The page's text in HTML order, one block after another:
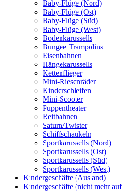
Baby-Flüge (Nord)
Baby-Flüge (Ost)
Baby-Flüge (Süd)
Baby-Flüge (West)
Bodenkarussells
Bungee-Trampolins
Eisenbahnen
Hängekarussells
Kettenflieger
Mini-Riesenräder
Kinderschleifen
Mini-Scooter
Puppentheater
Reitbahnen
Saturn/Twister
Schiffschaukeln
Sportkarussells (Nord)
Sportkarussells (Ost)
Sportkarussells (Süd)
Sportkarussells (West)
Kindergeschäfte (Ausland)
Kindergeschäfte (nicht mehr